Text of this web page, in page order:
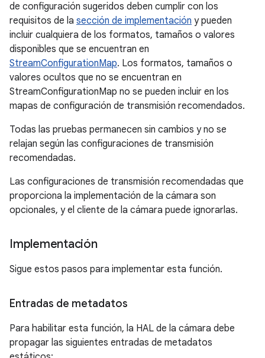
de configuración sugeridos deben cumplir con los
requisitos de la sección de implementación y pueden
incluir cualquiera de los formatos, tamaños o valores
disponibles que se encuentran en
StreamConfigurationMap. Los formatos, tamaños o
valores ocultos que no se encuentran en
StreamConfigurationMap no se pueden incluir en los
mapas de configuración de transmisión recomendados.
Todas las pruebas permanecen sin cambios y no se
relajan según las configuraciones de transmisión
recomendadas.
Las configuraciones de transmisión recomendadas que
proporciona la implementación de la cámara son
opcionales, y el cliente de la cámara puede ignorarlas.
Implementación
Sigue estos pasos para implementar esta función.
Entradas de metadatos
Para habilitar esta función, la HAL de la cámara debe
propagar las siguientes entradas de metadatos